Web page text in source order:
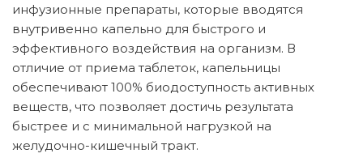
инфузионные препараты, которые вводятся
внутривенно капельно для быстрого и
эффективного воздействия на организм. В
отличие от приема таблеток, капельницы
обеспечивают 100% биодоступность активных
веществ, что позволяет достичь результата
быстрее и с минимальной нагрузкой на
желудочно-кишечный тракт.